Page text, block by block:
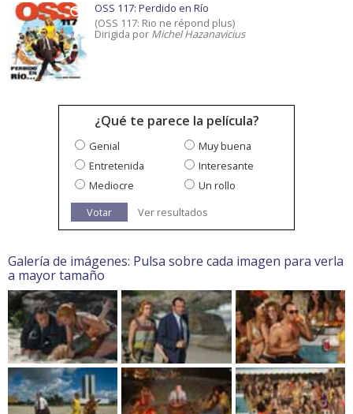
OSS 117: Perdido en Río
(OSS 117: Rio ne répond plus)
Dirigida por Michel Hazanavicius
¿Qué te parece la película?
Genial
Muy buena
Entretenida
Interesante
Mediocre
Un rollo
Votar
Ver resultados
Galería de imágenes: Pulsa sobre cada imagen para verla
a mayor tamaño